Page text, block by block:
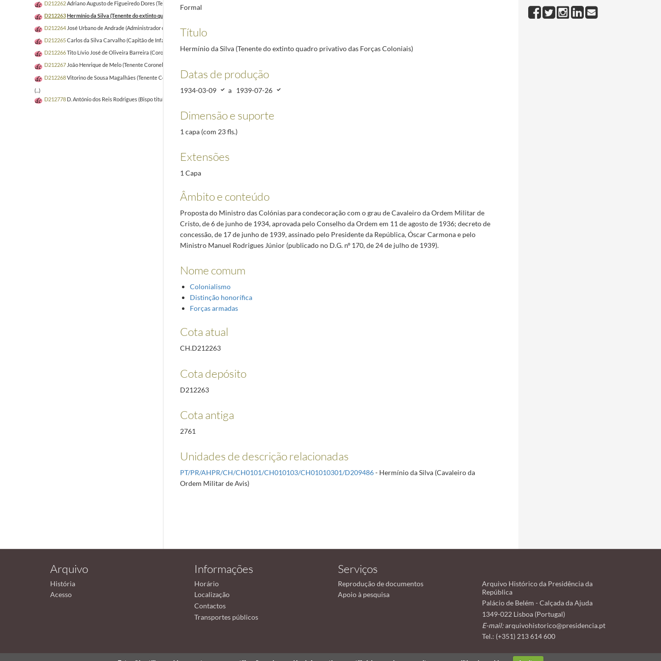
D212262Adriano Augusto de Figueiredo Dores (Tenente de Infantaria)
D212263Hermínio da Silva (Tenente do extinto quadro privativo das Forças Coloniais)
D212264 José Urbano de Andrade (Administrador do concelho de Velas [ilha de S.Jorge, Açores])
D212265Carlos da Silva Carvalho (Capitão de Infantaria)
D212266Tito Lívio José de Oliveira Barreira (Coronel de Infantaria em serviço na Guarda Fiscal) 1934-03-12/1934-08-13
D212267 João Henrique de Melo (Tenente Coronel de Infantaria, no quadro de Reserva)
D212268Vitorino de Sousa Magalhães (Tenente Coronel médico)1922-06-20/1922-06-20
(...)
D212778 D. António dos Reis Rodrigues (Bispo titular de Madarsuma)
Formal
Título
Hermínio da Silva (Tenente do extinto quadro privativo das Forças Coloniais)
Datas de produção
1934-03-09 a 1939-07-26
Dimensão e suporte
1 capa (com 23 fls.)
Extensões
1 Capa
Âmbito e conteúdo
Proposta do Ministro das Colónias para condecoração com o grau de Cavaleiro da Ordem Militar de
Cristo, de 6 de junho de 1934, aprovada pelo Conselho da Ordem em 11 de agosto de 1936; decreto de
concessão, de 17 de junho de 1939, assinado pelo Presidente da República, Óscar Carmona e pelo
Ministro Manuel Rodrigues Júnior (publicado no D.G. nº 170, de 24 de julho de 1939).
Nome comum
Colonialismo
Distinção honorífica
Forças armadas
Cota atual
CH.D212263
Cota depósito
D212263
Cota antiga
2761
Unidades de descrição relacionadas
PT/PR/AHPR/CH/CH0101/CH010103/CH01010301/D209486- Hermínio da Silva (Cavaleiro da
Ordem Militar de Avis)
Arquivo
História
Acesso
Informações
Horário
Localização
Contactos
Transportes públicos
Serviços
Reprodução de documentos
Apoio à pesquisa
Arquivo Histórico da Presidência da
República
Palácio de Belém - Calçada da Ajuda
1349-022 Lisboa (Portugal)
E-mail: arquivohistorico@presidencia.pt
Tel.: (+351) 213 614 600